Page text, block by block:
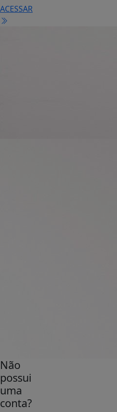
ACESSAR
Não
possui
uma
conta?